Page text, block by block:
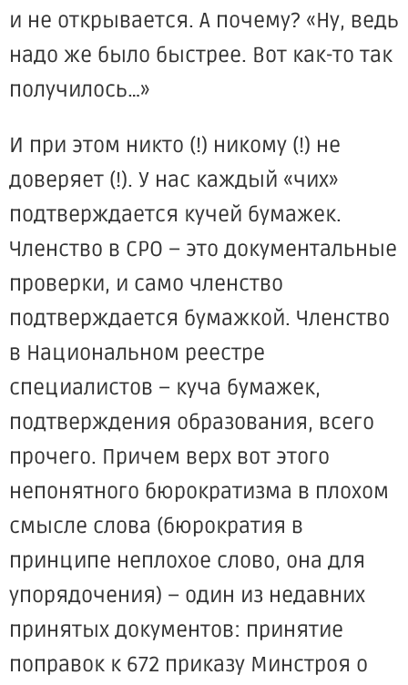
и не открывается. А почему? «Ну, ведь
надо же было быстрее. Вот как-то так
получилось…»
И при этом никто (!) никому (!) не
доверяет (!). У нас каждый «чих»
подтверждается кучей бумажек.
Членство в СРО – это документальные
проверки, и само членство
подтверждается бумажкой. Членство
в Национальном реестре
специалистов – куча бумажек,
подтверждения образования, всего
прочего. Причем верх вот этого
непонятного бюрократизма в плохом
смысле слова (бюрократия в
принципе неплохое слово, она для
упорядочения) – один из недавних
принятых документов: принятие
поправок к 672 приказу Минстроя о